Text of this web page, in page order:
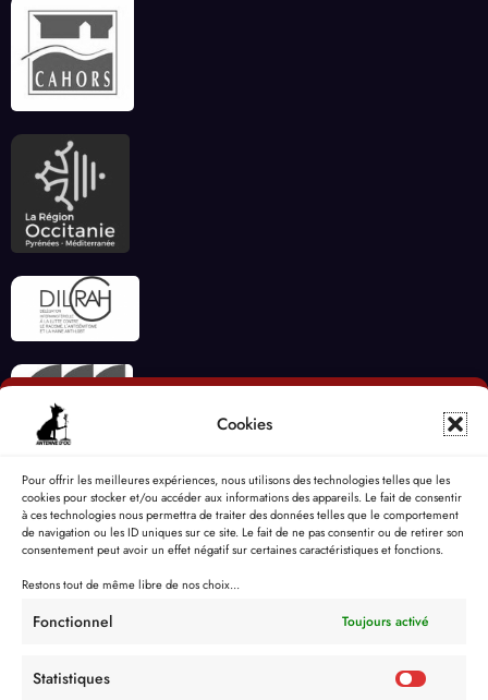
Cookies
Pour offrir les meilleures expériences, nous utilisons des technologies telles que les
cookies pour stocker et/ou accéder aux informations des appareils. Le fait de consentir
à ces technologies nous permettra de traiter des données telles que le comportement
de navigation ou les ID uniques sur ce site. Le fait de ne pas consentir ou de retirer son
consentement peut avoir un effet négatif sur certaines caractéristiques et fonctions.
Restons tout de même libre de nos choix...
Fonctionnel Toujours activé
Statistiques